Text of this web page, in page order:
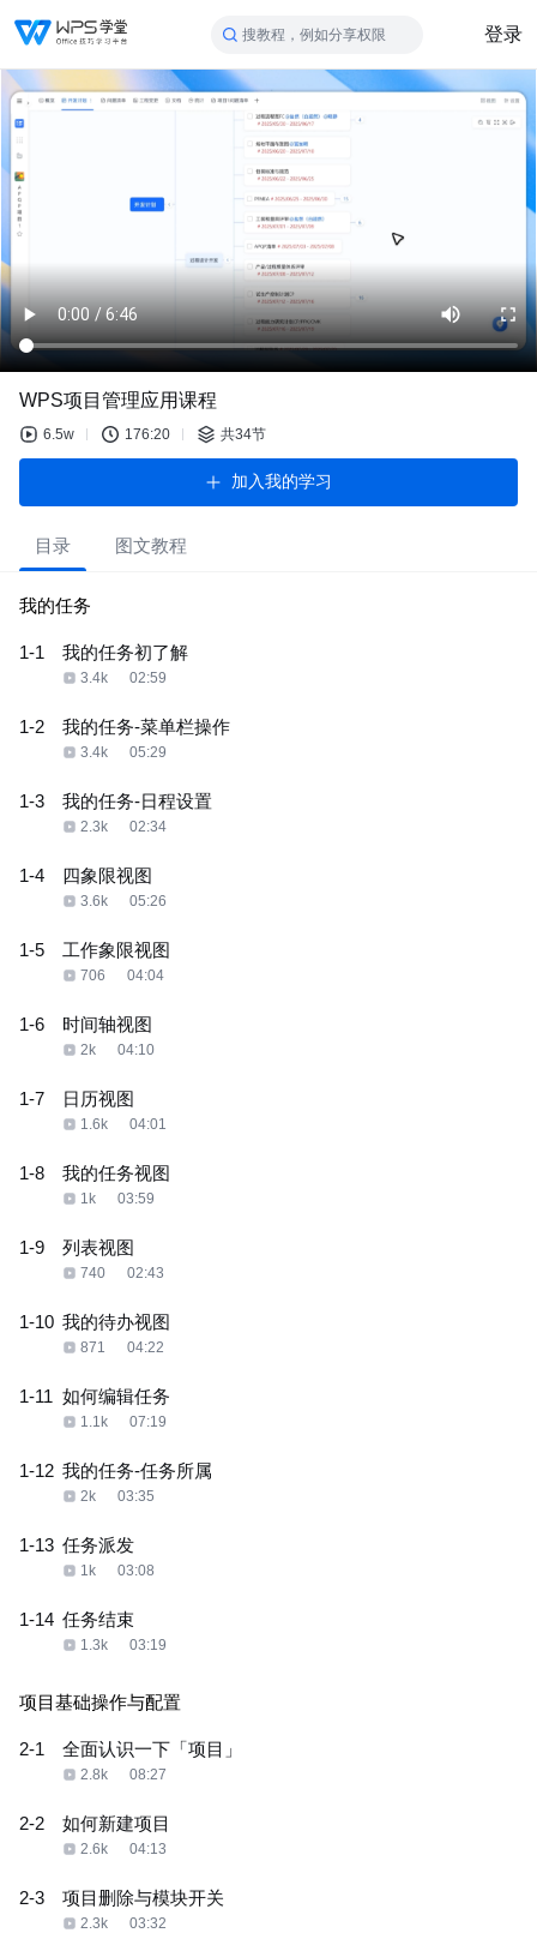
搜教程，例如分享权限 登录
WPS项目管理应用课程
6.5w 176:20 共34节
加入我的学习
目录 图文教程
我的任务
1-1 我的任务初了解
3.4k 02:59
1-2 我的任务-菜单栏操作
3.4k 05:29
1-3 我的任务-日程设置
2.3k 02:34
1-4 四象限视图
3.6k 05:26
1-5 工作象限视图
706 04:04
1-6 时间轴视图
2k 04:10
1-7 日历视图
1.6k 04:01
1-8 我的任务视图
1k 03:59
1-9 列表视图
740 02:43
1-10 我的待办视图
871 04:22
1-11 如何编辑任务
1.1k 07:19
1-12 我的任务-任务所属
2k 03:35
1-13 任务派发
1k 03:08
1-14 任务结束
1.3k 03:19
项目基础操作与配置
2-1 全面认识一下「项目」
2.8k 08:27
2-2 如何新建项目
2.6k 04:13
2-3 项目删除与模块开关
2.3k 03:32